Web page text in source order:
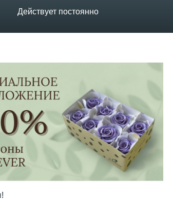
Действует постоянно